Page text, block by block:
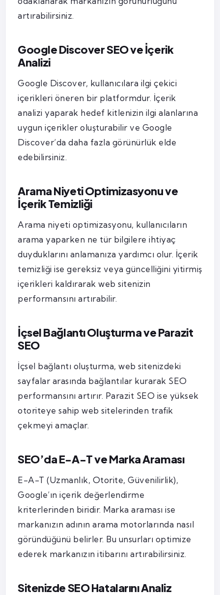
artırabilirsiniz.
Google Discover SEO ve İçerik
Analizi
Google Discover, kullanıcılara ilgi çekici
içerikleri öneren bir platformdur. İçerik
analizi yaparak hedef kitlenizin ilgi alanlarına
uygun içerikler oluşturabilir ve Google
Discover’da daha fazla görünürlük elde
edebilirsiniz.
Arama Niyeti Optimizasyonu ve
İçerik Temizliği
Arama niyeti optimizasyonu, kullanıcıların
arama yaparken ne tür bilgilere ihtiyaç
duyduklarını anlamanıza yardımcı olur. İçerik
temizliği ise gereksiz veya güncelliğini yitirmiş
içerikleri kaldırarak web sitenizin
performansını artırabilir.
İçsel Bağlantı Oluşturma ve Parazit
SEO
İçsel bağlantı oluşturma, web sitenizdeki
sayfalar arasında bağlantılar kurarak SEO
performansını artırır. Parazit SEO ise yüksek
otoriteye sahip web sitelerinden trafik
çekmeyi amaçlar.
SEO’da E-A-T ve Marka Araması
E-A-T (Uzmanlık, Otorite, Güvenilirlik),
Google’ın içerik değerlendirme
kriterlerinden biridir. Marka araması ise
markanızın adının arama motorlarında nasıl
göründüğünü belirler. Bu unsurları optimize
ederek markanızın itibarını artırabilirsiniz.
Sitenizde SEO Hatalarını Analiz